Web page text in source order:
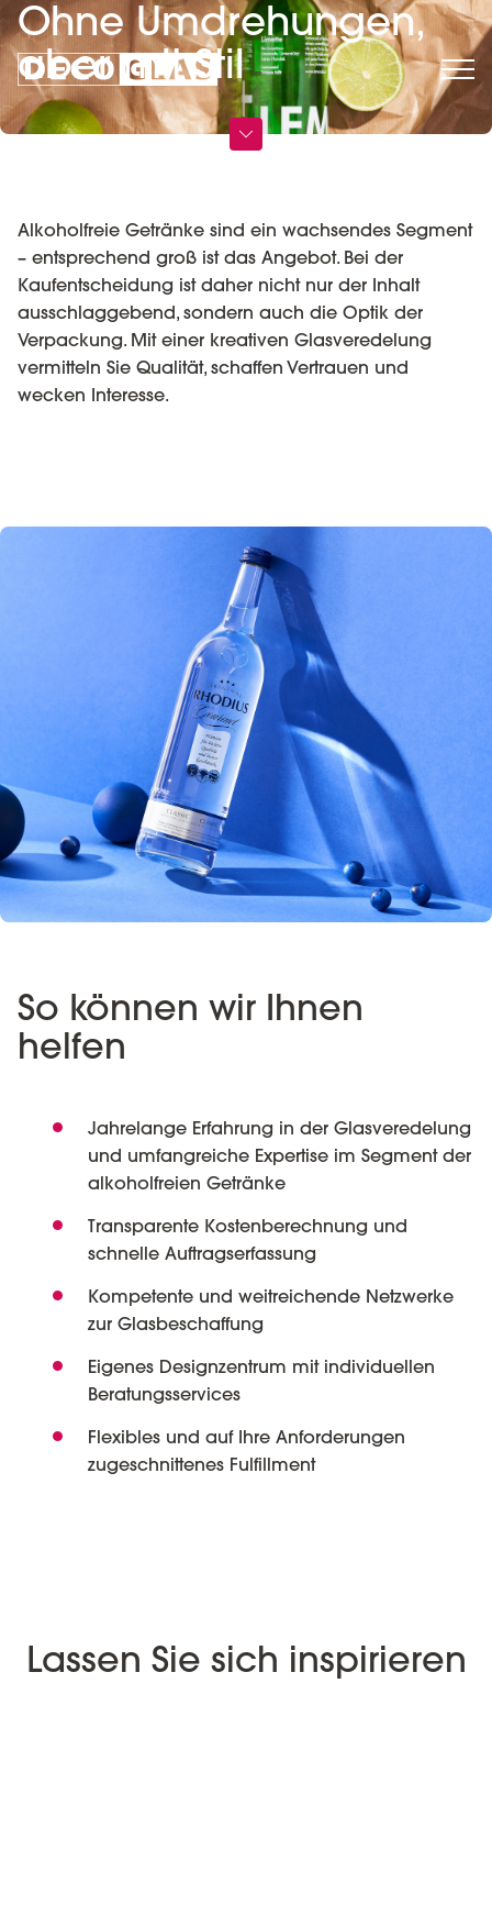
Ohne Umdrehungen,
aber mit Stil
Alkoholfreie Getränke sind ein wachsendes Segment
– entsprechend groß ist das Angebot. Bei der
Kaufentscheidung ist daher nicht nur der Inhalt
ausschlaggebend, sondern auch die Optik der
Verpackung. Mit einer kreativen Glasveredelung
vermitteln Sie Qualität, schaffen Vertrauen und
wecken Interesse.
So können wir Ihnen
helfen
Jahrelange Erfahrung in der Glasveredelung
und umfangreiche Expertise im Segment der
alkoholfreien Getränke
Transparente Kostenberechnung und
schnelle Auftragserfassung
Kompetente und weitreichende Netzwerke
zur Glasbeschaffung
Eigenes Designzentrum mit individuellen
Beratungsservices
Flexibles und auf Ihre Anforderungen
zugeschnittenes Fulfillment
Lassen Sie sich inspirieren